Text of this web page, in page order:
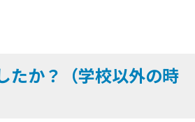
たか？（学校以外の時